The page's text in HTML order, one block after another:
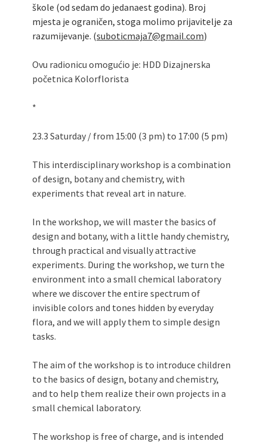
škole (od sedam do jedanaest godina). Broj
mjesta je ograničen, stoga molimo prijavitelje za
razumijevanje. (suboticmaja7@gmail.com)
Ovu radionicu omogućio je: HDD Dizajnerska
početnica Kolorflorista
*
23.3 Saturday / from 15:00 (3 pm) to 17:00 (5 pm)
This interdisciplinary workshop is a combination
of design, botany and chemistry, with
experiments that reveal art in nature.
In the workshop, we will master the basics of
design and botany, with a little handy chemistry,
through practical and visually attractive
experiments. During the workshop, we turn the
environment into a small chemical laboratory
where we discover the entire spectrum of
invisible colors and tones hidden by everyday
flora, and we will apply them to simple design
tasks.
The aim of the workshop is to introduce children
to the basics of design, botany and chemistry,
and to help them realize their own projects in a
small chemical laboratory.
The workshop is free of charge, and is intended